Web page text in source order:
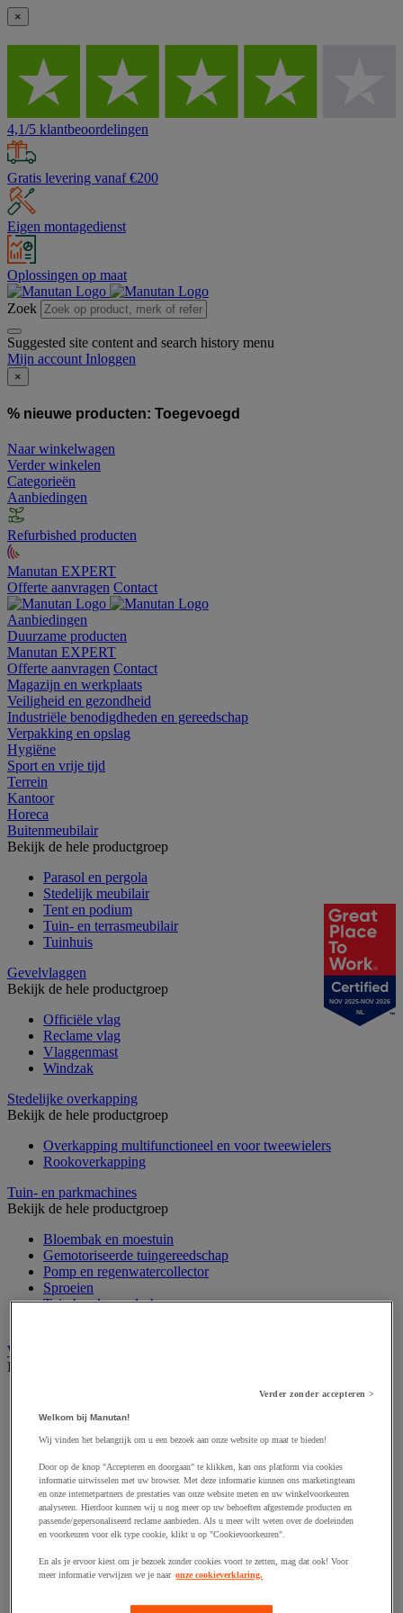
×
4,1/5 klantbeoordelingen
Gratis levering vanaf €200
Eigen montagedienst
Oplossingen op maat
Zoek
Suggested site content and search history menu
Mijn account Inloggen
×
% nieuwe producten: Toegevoegd
Naar winkelwagen
Verder winkelen
Categorieën
Aanbiedingen
Refurbished producten
Manutan EXPERT
Offerte aanvragen Contact
Aanbiedingen
Duurzame producten
Manutan EXPERT
Offerte aanvragen Contact
Magazijn en werkplaats
Veiligheid en gezondheid
Industriële benodigdheden en gereedschap
Verpakking en opslag
Hygiëne
Sport en vrije tijd
Terrein
Kantoor
Horeca
Buitenmeubilair
Bekijk de hele productgroep
Parasol en pergola
Stedelijk meubilair
Tent en podium
Tuin- en terrasmeubilair
Tuinhuis
Gevelvlaggen
Bekijk de hele productgroep
Officiële vlag
Reclame vlag
Vlaggenmast
Windzak
Stedelijke overkapping
Bekijk de hele productgroep
Overkapping multifunctioneel en voor tweewielers
Rookoverkapping
Tuin- en parkmachines
Bekijk de hele productgroep
Bloembak en moestuin
Gemotoriseerde tuingereedschap
Pomp en regenwatercollector
Sproeien
Tuin handgereedschap
Wegafscheiding en parkeerplaats
Bekijk de hele productgroep
Bescherming tegen overstromingen
Kabelbescherming buiten
Rijplaat
Sneeuw verwijderen
Vangrail
Verkeersbord
Verkeersdrempel
Wegversperring
Home
Tuin- en parkmachines
NOV 2025-NOV 2026
NL
Verder zonder accepteren >
Welkom bij Manutan!
Wij vinden het belangrijk om u een bezoek aan onze website op maat te bieden!
Door op de knop "Accepteren en doorgaan" te klikken, kan ons platform via cookies
informatie uitwisselen met uw browser. Met deze informatie kunnen ons marketingteam
en onze internetpartners de prestaties van onze website meten en uw winkelvoorkeuren
analyseren. Hierdoor kunnen wij u nog meer op uw behoeften afgestemde producten en
passende/gepersonaliseerd reclame aanbieden. Als u meer wilt weten over de doeleinden
en voorkeuren voor elk type cookie, klikt u op "Cookievoorkeuren".
En als je ervoor kiest om je bezoek zonder cookies voort te zetten, mag dat ook! Voor
meer informatie verwijzen we je naar onze cookieverklaring.